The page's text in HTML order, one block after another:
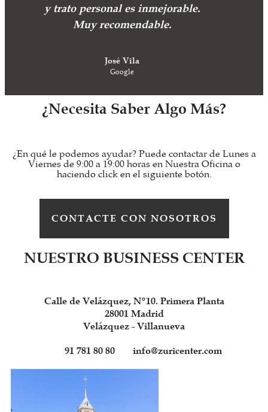
y trato personal es inmejorable.
Muy recomendable.
José Vila
Google
¿Necesita Saber Algo Más?
¿En qué le podemos ayudar? Puede contactar de Lunes a
Viernes de 9:00 a 19:00 horas en Nuestra Oficina o
haciendo click en el siguiente botón.
CONTACTE CON NOSOTROS
NUESTRO BUSINESS CENTER
Calle de Velázquez, Nº10. Primera Planta
28001 Madrid
Velázquez - Villanueva
91 781 80 80
info@zuricenter.com